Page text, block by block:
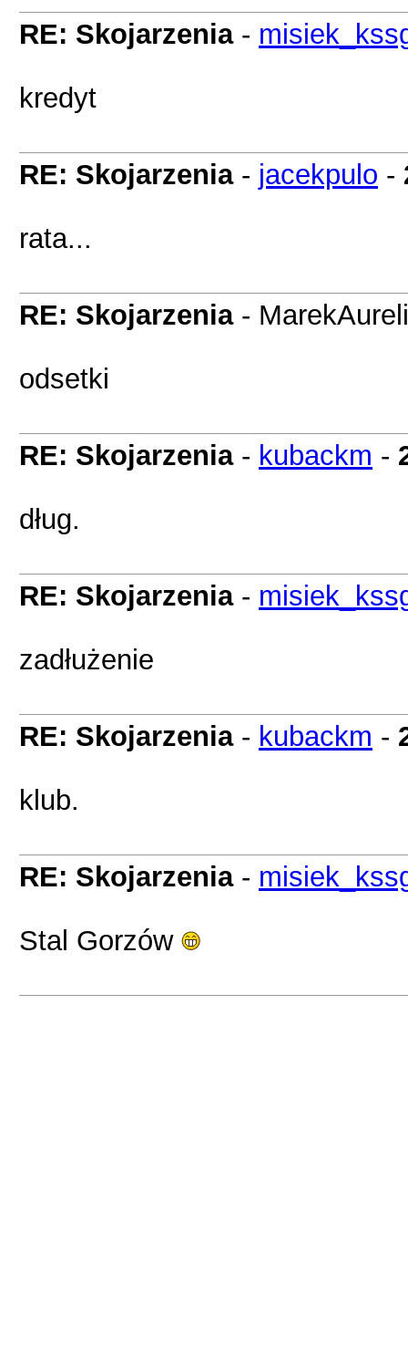
RE: Skojarzenia-
kredyt
RE: Skojarzenia- jacekpulo -
rata...
RE: Skojarzenia-
odsetki
RE: Skojarzenia- kubackm -
dług.
RE: Skojarzenia-
zadłużenie
RE: Skojarzenia- kubackm -
klub.
RE: Skojarzenia-
Stal Gorzów